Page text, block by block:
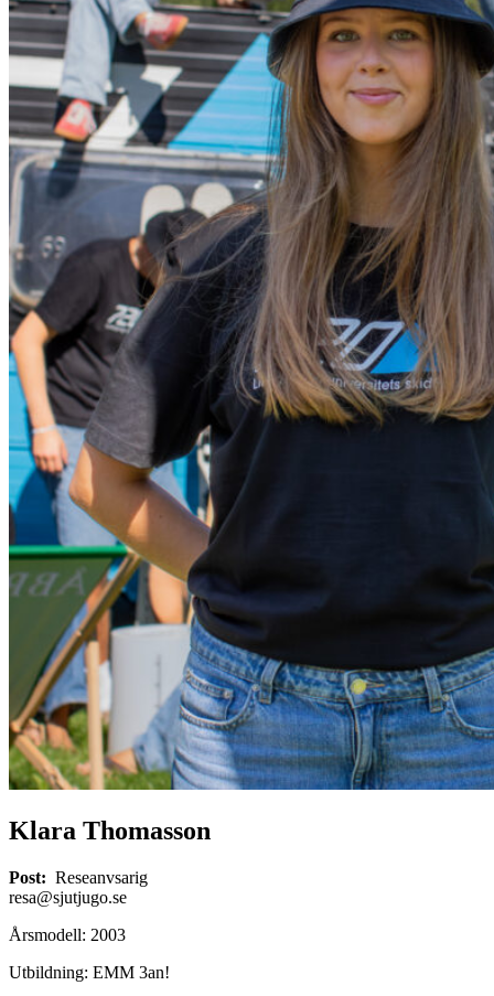
Klara Thomasson
Post: Reseanvsarig
resa@sjutjugo.se
Årsmodell: 2003
Utbildning: EMM 3an!